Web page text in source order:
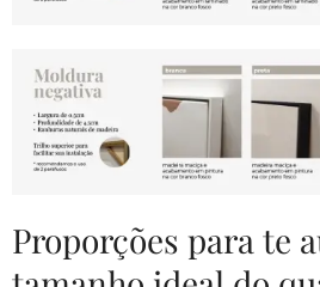
Proporções para te